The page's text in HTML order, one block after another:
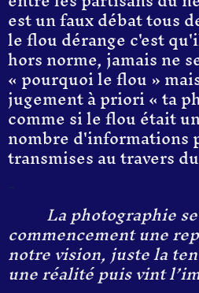
est un faux débat tous
le flou dérange c'est
hors norme, jamais ne
« pourquoi le flou »
jugement à priori « ta
comme si le flou était
nombre d'informations
transmises au travers
La photographie
commencement une
notre vision, juste la
une réalité puis vint